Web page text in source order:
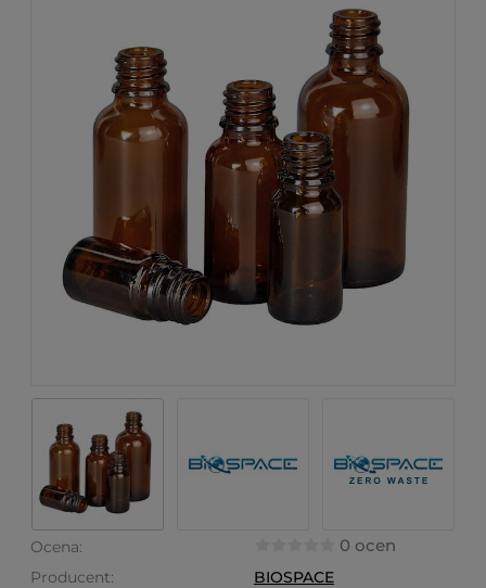
Ocena: 0 ocen
Producent:
BIOSPACE